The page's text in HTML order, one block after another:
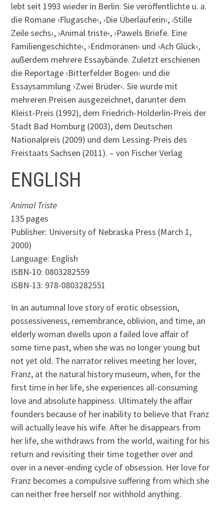
lebt seit 1993 wieder in Berlin. Sie veröffentlichte u. a.
die Romane ›Flugasche‹, ›Die Überläuferin‹, ›Stille
Zeile sechs‹, ›Animal triste‹, ›Pawels Briefe. Eine
Familiengeschichte‹, ›Endmoränen‹ und ›Ach Glück‹,
außerdem mehrere Essaybände. Zuletzt erschienen
die Reportage ›Bitterfelder Bogen‹ und die
Essaysammlung ›Zwei Brüder‹. Sie wurde mit
mehreren Preisen ausgezeichnet, darunter dem
Kleist-Preis (1992), dem Friedrich-Hölderlin-Preis der
Stadt Bad Homburg (2003), dem Deutschen
Nationalpreis (2009) und dem Lessing-Preis des
Freistaats Sachsen (2011). – von Fischer Verlag
ENGLISH
Animal Triste
135 pages
Publisher: University of Nebraska Press (March 1,
2000)
Language: English
ISBN-10: 0803282559
ISBN-13: 978-0803282551
In an autumnal love story of erotic obsession,
possessiveness, remembrance, oblivion, and time, an
elderly woman dwells upon a failed love affair of
some time past, when she was no longer young but
not yet old. The narrator relives meeting her lover,
Franz, at the natural history museum, when, for the
first time in her life, she experiences all-consuming
love and absolute happiness. Ultimately the affair
founders because of her inability to believe that Franz
will actually leave his wife. After he disappears from
her life, she withdraws from the world, waiting for his
return and revisiting their time together over and
over in a never-ending cycle of obsession. Her love for
Franz becomes a compulsive suffering from which she
can neither free herself nor withhold anything.